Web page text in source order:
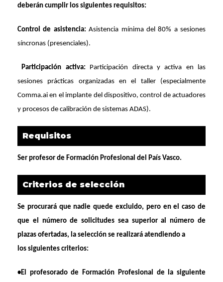
deberán cumplir los siguientes requisitos:
Control de asistencia: Asistencia mínima del 80% a sesiones
síncronas (presenciales).
Participación activa:
Participación directa y activa en las
sesiones prácticas organizadas en el taller (especialmente
Comma.ai en el implante del dispositivo, control de actuadores
y procesos de calibración de sistemas ADAS).
Requisitos
Ser profesor de Formación Profesional del País Vasco.
Criterios de selección
Se procurará que nadie quede excluido, pero en el caso de
que el número de solicitudes sea superior al número de
plazas ofertadas, la selección se realizará atendiendo a
los siguientes criterios:
•El profesorado de Formación Profesional de la siguiente